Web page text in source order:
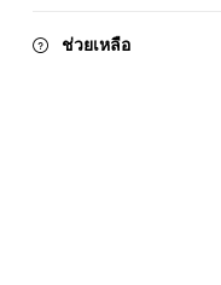
ช่วยเหลือ